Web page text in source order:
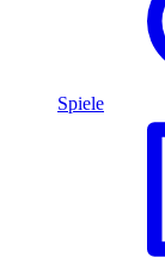
Spiele